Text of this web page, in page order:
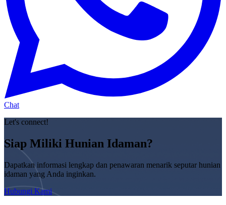
Chat
Let's connect!
Siap Miliki Hunian Idaman?
Dapatkan informasi lengkap dan penawaran menarik seputar hunian
idaman yang Anda inginkan.
Hubungi Kami